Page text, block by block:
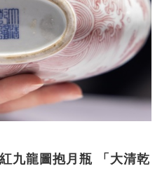
九龍圖抱月瓶 「大清乾